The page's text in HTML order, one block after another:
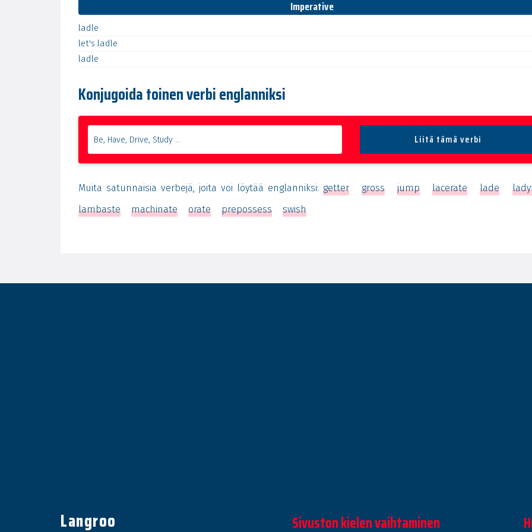
Imperative
ladle
let's ladle
ladle
Konjugoida toinen verbi englanniksi
Muita satunnaisia verbejä, joita voi löytää englanniksi:getter gross jump lacerate lade
lambaste
machinate orate prepossess swish
Langroo Sivuston kielen vaihtaminen